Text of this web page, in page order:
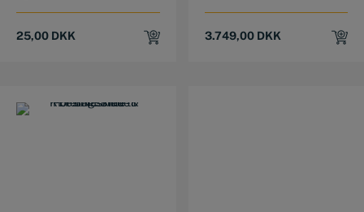
25,00 DKK 3.749,00 DKK